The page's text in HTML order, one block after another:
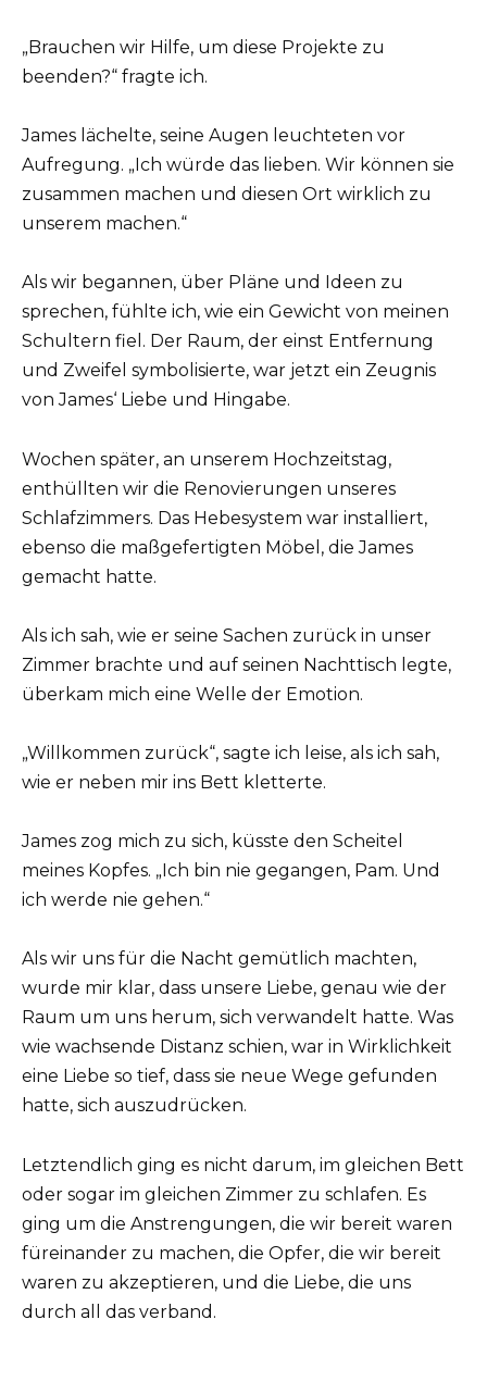
„Brauchen wir Hilfe, um diese Projekte zu
beenden?“ fragte ich.
James lächelte, seine Augen leuchteten vor
Aufregung. „Ich würde das lieben. Wir können sie
zusammen machen und diesen Ort wirklich zu
unserem machen.“
Als wir begannen, über Pläne und Ideen zu
sprechen, fühlte ich, wie ein Gewicht von meinen
Schultern fiel. Der Raum, der einst Entfernung
und Zweifel symbolisierte, war jetzt ein Zeugnis
von James‘ Liebe und Hingabe.
Wochen später, an unserem Hochzeitstag,
enthüllten wir die Renovierungen unseres
Schlafzimmers. Das Hebesystem war installiert,
ebenso die maßgefertigten Möbel, die James
gemacht hatte.
Als ich sah, wie er seine Sachen zurück in unser
Zimmer brachte und auf seinen Nachttisch legte,
überkam mich eine Welle der Emotion.
„Willkommen zurück“, sagte ich leise, als ich sah,
wie er neben mir ins Bett kletterte.
James zog mich zu sich, küsste den Scheitel
meines Kopfes. „Ich bin nie gegangen, Pam. Und
ich werde nie gehen.“
Als wir uns für die Nacht gemütlich machten,
wurde mir klar, dass unsere Liebe, genau wie der
Raum um uns herum, sich verwandelt hatte. Was
wie wachsende Distanz schien, war in Wirklichkeit
eine Liebe so tief, dass sie neue Wege gefunden
hatte, sich auszudrücken.
Letztendlich ging es nicht darum, im gleichen Bett
oder sogar im gleichen Zimmer zu schlafen. Es
ging um die Anstrengungen, die wir bereit waren
füreinander zu machen, die Opfer, die wir bereit
waren zu akzeptieren, und die Liebe, die uns
durch all das verband.